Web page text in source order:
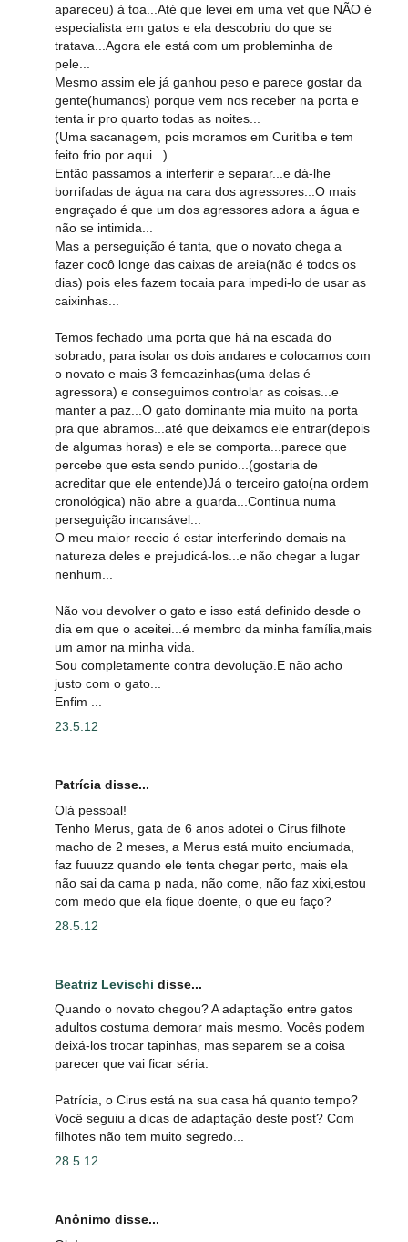
apareceu) à toa...Até que levei em uma vet que NÃO é
especialista em gatos e ela descobriu do que se
tratava...Agora ele está com um probleminha de
pele...
Mesmo assim ele já ganhou peso e parece gostar da
gente(humanos) porque vem nos receber na porta e
tenta ir pro quarto todas as noites...
(Uma sacanagem, pois moramos em Curitiba e tem
feito frio por aqui...)
Então passamos a interferir e separar...e dá-lhe
borrifadas de água na cara dos agressores...O mais
engraçado é que um dos agressores adora a água e
não se intimida...
Mas a perseguição é tanta, que o novato chega a
fazer cocô longe das caixas de areia(não é todos os
dias) pois eles fazem tocaia para impedi-lo de usar as
caixinhas...
Temos fechado uma porta que há na escada do
sobrado, para isolar os dois andares e colocamos com
o novato e mais 3 femeazinhas(uma delas é
agressora) e conseguimos controlar as coisas...e
manter a paz...O gato dominante mia muito na porta
pra que abramos...até que deixamos ele entrar(depois
de algumas horas) e ele se comporta...parece que
percebe que esta sendo punido...(gostaria de
acreditar que ele entende)Já o terceiro gato(na ordem
cronológica) não abre a guarda...Continua numa
perseguição incansável...
O meu maior receio é estar interferindo demais na
natureza deles e prejudicá-los...e não chegar a lugar
nenhum...
Não vou devolver o gato e isso está definido desde o
dia em que o aceitei...é membro da minha família,mais
um amor na minha vida.
Sou completamente contra devolução.E não acho
justo com o gato...
Enfim ...
23.5.12
Patrícia disse...
Olá pessoal!
Tenho Merus, gata de 6 anos adotei o Cirus filhote
macho de 2 meses, a Merus está muito enciumada,
faz fuuuzz quando ele tenta chegar perto, mais ela
não sai da cama p nada, não come, não faz xixi,estou
com medo que ela fique doente, o que eu faço?
28.5.12
Beatriz Levischi disse...
Quando o novato chegou? A adaptação entre gatos
adultos costuma demorar mais mesmo. Vocês podem
deixá-los trocar tapinhas, mas separem se a coisa
parecer que vai ficar séria.
Patrícia, o Cirus está na sua casa há quanto tempo?
Você seguiu a dicas de adaptação deste post? Com
filhotes não tem muito segredo...
28.5.12
Anônimo disse...